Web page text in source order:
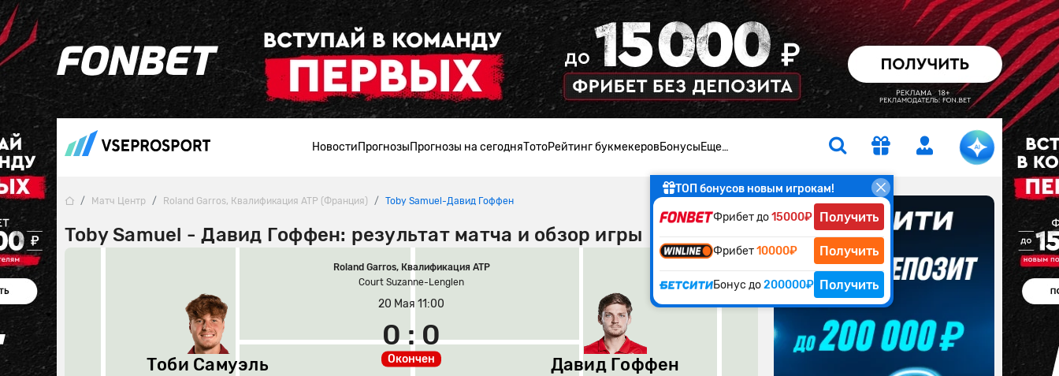
НовостиПрогнозыПрогнозы на сегодняТотоРейтинг букмекеровБонусыЕще…
ТОП бонусов новым игрокам!
Фрибет до15000₽ Получить
Фрибет10000₽ Получить
Бонус до200000₽ Получить
Toby Samuel - Давид Гоффен: результат матча и обзор игры
Матч Центр Roland Garros, Квалификация ATP (Франция) Toby Samuel-Давид Гоффен
Тоби Самуэль
Roland Garros, Квалификация ATP
Court Suzanne-Lenglen
20 Мая 11:00
Окончен
0 : 0
Давид Гоффен